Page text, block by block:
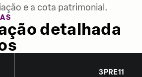
e a cota patrimonial.
detalhada
3PRE11